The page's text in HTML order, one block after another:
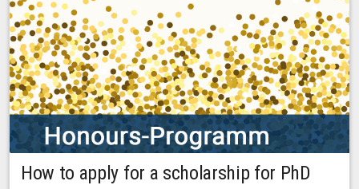
How to apply for a scholarship for PhD